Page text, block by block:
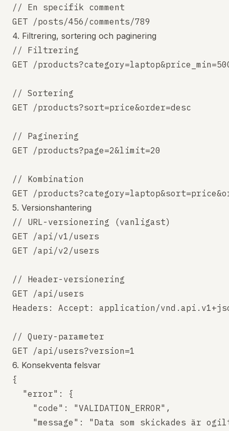
// En specifik comment
4. Filtrering, sortering och paginering
// Filtrering
GET /
// Sortering
GET /products?sort=price&order=desc
// Paginering
GET /products?page=2&limit=20
// Kombination
5. Versionshantering
// URL-versionering (vanligast)
GET /api/v1/users
GET /api/v2/users
// Header-versionering
GET /api/users
Headers: Accept: application/
// Query-parameter
6. Konsekventa felsvar
{
  "error": {
    "code": "VALIDATION_ERROR",
"message": "Data som skickades är